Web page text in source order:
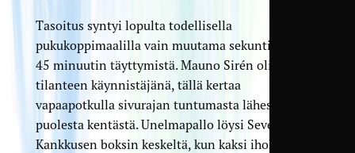
Tasoitus syntyi lopulta todellisella
pukukoppimaalilla vain muutama sekunti ennen
45 minuutin täyttymistä. Mauno Sirén oli jälleen
tilanteen käynnistäjänä, tällä kertaa
vapaapotkulla sivurajan tuntumasta lähes
puolesta kentästä. Unelmapallo löysi Severi
Kankkusen boksin keskeltä, kun kaksi iholla